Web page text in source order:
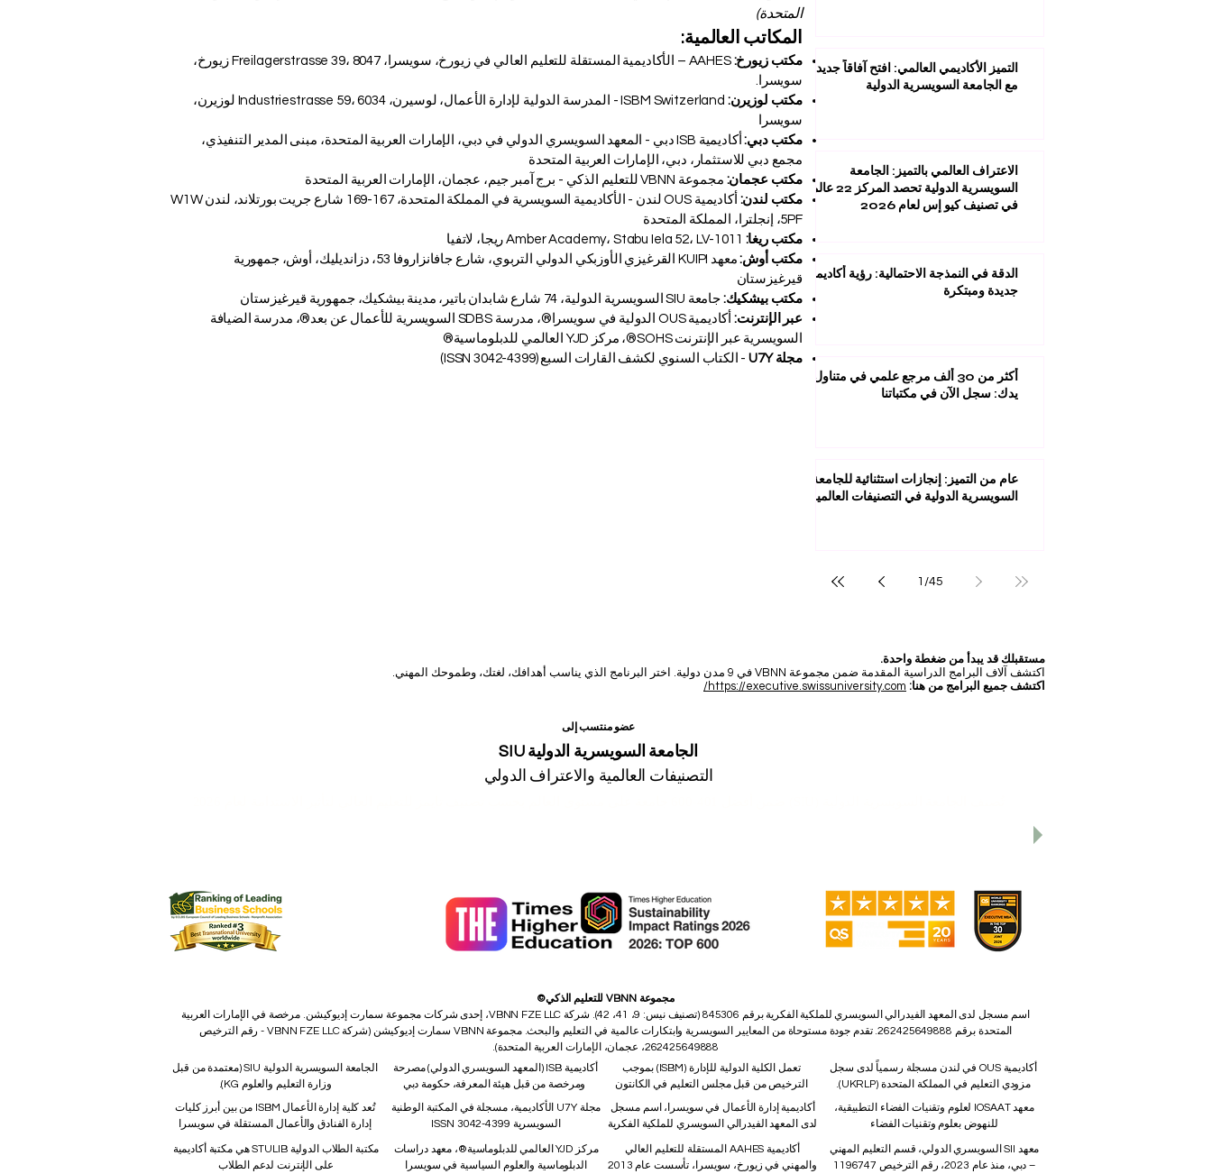
المتحدة)
المكاتب العالمية:
مكتب زيورخ:
AAHES – الأكاديمية المستقلة للتعليم العالي في زيورخ، سويسرا، Freilagerstrasse 39، 8047 زيورخ،
سويسرا.
مكتب لوزيرن:
ISBM Switzerland - المدرسة الدولية لإدارة الأعمال، لوسيرن، Industriestrasse 59، 6034 لوزيرن،
سويسرا
مكتب دبي:
أكاديمية ISB دبي - المعهد السويسري الدولي في دبي، الإمارات العربية المتحدة، مبنى المدير التنفيذي،
مجمع دبي للاستثمار، دبي، الإمارات العربية المتحدة
مكتب عجمان: مجموعة VBNN للتعليم الذكي - برج آمبر جيم، عجمان، الإمارات العربية المتحدة
مكتب لندن:
أكاديمية OUS لندن - الأكاديمية السويسرية في المملكة المتحدة، 167-169 شارع جريت بورتلاند، لندن W1W
5PF، إنجلترا، المملكة المتحدة
مكتب ريغا:
مكتب أوش:
معهد KUIPI القرغيزي الأوزبكي الدولي التربوي، شارع جافانزاروفا 53، دزانديليك، أوش، جمهورية
قيرغيزستان
مكتب بيشكيك: جامعة SIU السويسرية الدولية، 74 شارع شابدان باتير، مدينة بيشكيك، جمهورية قيرغيزستان
عبر الإنترنت:
أكاديمية OUS الدولية في سويسرا®، مدرسة SDBS السويسرية للأعمال عن بعد®، مدرسة الضيافة
السويسرية عبر الإنترنت SOHS®، مركز YJD العالمي للدبلوماسية®
مجلة U7Y
- الكتاب السنوي لكشف القارات السبع (ISSN 3042-4399)
التميز الأكاديمي العالمي: افتح آفاقاً جديدة
مع الجامعة السويسرية الدولية
الاعتراف العالمي بالتميز: الجامعة
السويسرية الدولية تحصد المركز 22 عالمياً
في تصنيف كيو إس لعام 2026
الدقة في النمذجة الاحتمالية: رؤية أكاديمية
جديدة ومبتكرة
أكثر من 30 ألف مرجع علمي في متناول
يدك: سجل الآن في مكتباتنا
عام من التميز: إنجازات استثنائية للجامعة
السويسرية الدولية في التصنيفات العالمية
1 /45
مستقبلك قد يبدأ من ضغطة واحدة.
اكتشف آلاف البرامج الدراسية المقدمة ضمن مجموعة VBNN في 9 مدن دولية. اختر البرنامج الذي يناسب أهدافك، لغتك، وطموحك المهني.
اكتشف جميع البرامج من هنا: https://executive.swissuniversity.com/
عضو منتسب إلى
الجامعة السويسرية الدولية SIU
التصنيفات العالمية والاعتراف الدولي
مجموعة VBNN للتعليم الذكي©
اسم مسجل لدى المعهد الفيدرالي السويسري للملكية الفكرية برقم 845306 (تصنيف نيس: 9، 41، 42). شركة VBNN FZE LLC، إحدى شركات مجموعة سمارت إديوكيشن. مرخصة في الإمارات العربية
المتحدة برقم 262425649888. تقدم جودة مستوحاة من المعايير السويسرية وابتكارات عالمية في التعليم والبحث. مجموعة VBNN سمارت إديوكيشن (شركة VBNN FZE LLC - رقم الترخيص
262425649888، عجمان، الإمارات العربية المتحدة).
الجامعة السويسرية الدولية SIU
(معتمدة من قبل
وزارة التعليم والعلوم KG).
أكاديمية ISB (المعهد السويسري الدولي) مصرحة
ومرخصة من قبل هيئة المعرفة، حكومة دبي
تعمل الكلية الدولية للإدارة (ISBM) بموجب
الترخيص من قبل مجلس التعليم في الكانتون
أكاديمية OUS في لندن مسجلة رسمياً لدى سجل
مزودي التعليم في المملكة المتحدة (UKRLP).
تُعد كلية إدارة الأعمال ISBM من بين أبرز كليات
إدارة الفنادق والأعمال المستقلة في سويسرا
مجلة U7Y الأكاديمية، مسجلة في المكتبة الوطنية
السويسرية ISSN 3042-4399
أكاديمية إدارة الأعمال في سويسرا، اسم مسجل
لدى المعهد الفيدرالي السويسري للملكية الفكرية
معهد IOSAAT لعلوم وتقنيات الفضاء التطبيقية،
للنهوض بعلوم وتقنيات الفضاء
مكتبة الطلاب الدولية STULIB هي مكتبة أكاديمية
على الإنترنت لدعم الطلاب
مركز YJD العالمي للدبلوماسية®، معهد دراسات
الدبلوماسية والعلوم السياسية في سويسرا
أكاديمية AAHES المستقلة للتعليم العالي
والمهني في زيورخ، سويسرا، تأسست عام 2013
معهد SII السويسري الدولي، قسم التعليم المهني
– دبي، منذ عام 2023، رقم الترخيص 1196747